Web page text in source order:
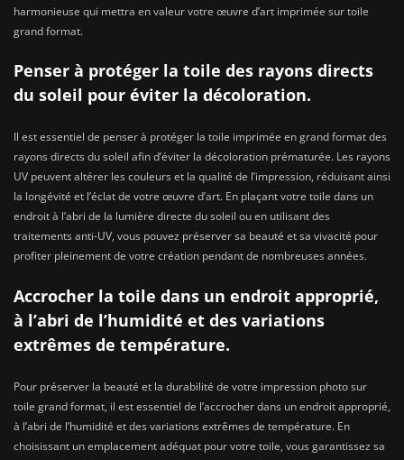
harmonieuse qui mettra en valeur votre œuvre d’art imprimée sur toile
grand format.
Penser à protéger la toile des rayons directs
du soleil pour éviter la décoloration.
Il est essentiel de penser à protéger la toile imprimée en grand format des
rayons directs du soleil afin d’éviter la décoloration prématurée. Les rayons
UV peuvent altérer les couleurs et la qualité de l’impression, réduisant ainsi
la longévité et l’éclat de votre œuvre d’art. En plaçant votre toile dans un
endroit à l’abri de la lumière directe du soleil ou en utilisant des
traitements anti-UV, vous pouvez préserver sa beauté et sa vivacité pour
profiter pleinement de votre création pendant de nombreuses années.
Accrocher la toile dans un endroit approprié,
à l’abri de l’humidité et des variations
extrêmes de température.
Pour préserver la beauté et la durabilité de votre impression photo sur
toile grand format, il est essentiel de l’accrocher dans un endroit approprié,
à l’abri de l’humidité et des variations extrêmes de température. En
choisissant un emplacement adéquat pour votre toile, vous garantissez sa